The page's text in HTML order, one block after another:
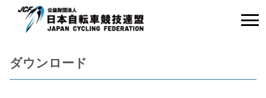
ダウンロード